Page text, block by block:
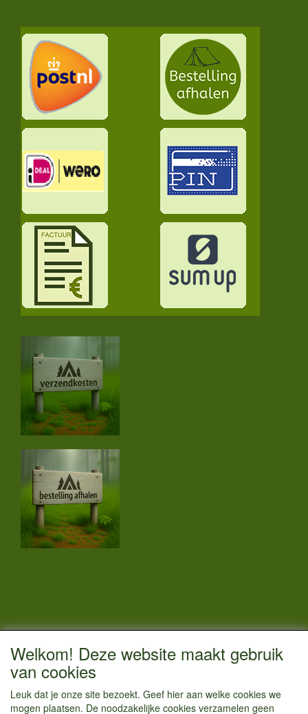
CONTACTGEGEVENS
Vestigingsadres:
Hoofdweg 36
Welkom! Deze website maakt gebruik
van cookies
Leuk dat je onze site bezoekt. Geef hier aan welke cookies we
mogen plaatsen. De noodzakelijke cookies verzamelen geen